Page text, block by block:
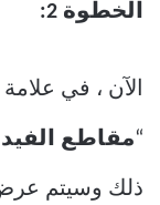
الخطوة 2:
الآن ، في علامة
“مقاطع
ذلك وسيتم عرض